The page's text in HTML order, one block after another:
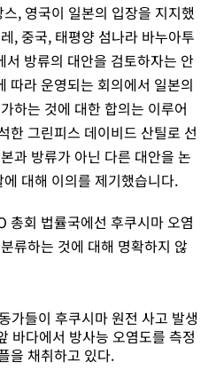
, 영국이 일본의 입장을 지지했
, 중국, 태평양 섬나라 바누아투
방류의 대안을 검토하자는 안
따라 운영되는 회의에서 일본의
하는 것에 대한 합의는 이루어
한 그린피스 데이비드 산틸로 선
과 방류가 아닌 다른 대안을 논
대해 이의를 제기했습니다.
총회 법률국에선 후쿠시마 오염
류하는 것에 대해 명확하지 않